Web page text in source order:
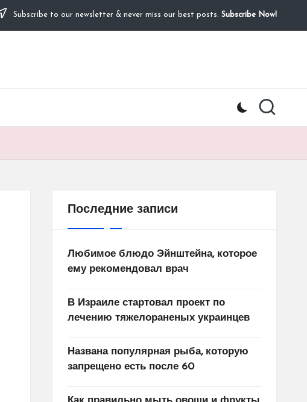
Subscribe to our newsletter & never miss our best posts. Subscribe Now!
Последние записи
Любимое блюдо Эйнштейна, которое
ему рекомендовал врач
В Израиле стартовал проект по
лечению тяжелораненых украинцев
Названа популярная рыба, которую
запрещено есть после 60